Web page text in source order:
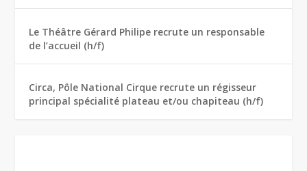
Le Théâtre Gérard Philipe recrute un responsable
de l’accueil (h/f)
Circa, Pôle National Cirque recrute un régisseur
principal spécialité plateau et/ou chapiteau (h/f)